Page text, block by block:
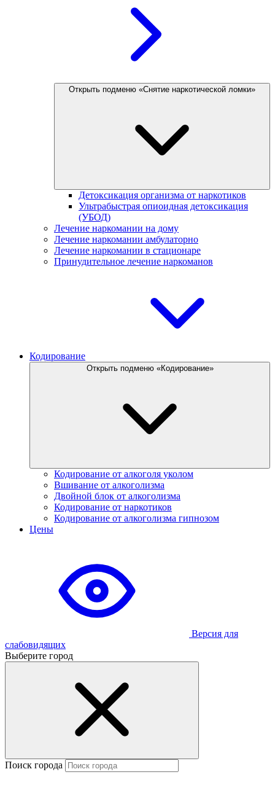
Открыть подменю «Снятие наркотической ломки»
Детоксикация организма от наркотиков
Ультрабыстрая опиоидная детоксикация
(УБОД)
Лечение наркомании на дому
Лечение наркомании амбулаторно
Лечение наркомании в стационаре
Принудительное лечение наркоманов
Кодирование
Открыть подменю «Кодирование»
Кодирование от алкоголя уколом
Вшивание от алкоголизма
Двойной блок от алкоголизма
Кодирование от наркотиков
Кодирование от алкоголизма гипнозом
Цены
Версия для
слабовидящих
Выберите город
Поиск города